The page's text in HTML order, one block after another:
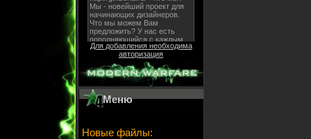
Для добавления необходима
авторизация
Меню
Новые файлы: